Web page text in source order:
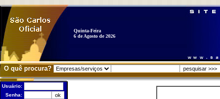
Quinta-Feira
6 de Agosto de 2026
O quê procura?
Usuário:
Senha: